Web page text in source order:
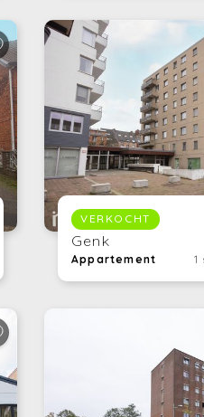
(Energie)
(Fiscaliteit)
(Investeren)
VERKOCHT
Genk
Appartement 1